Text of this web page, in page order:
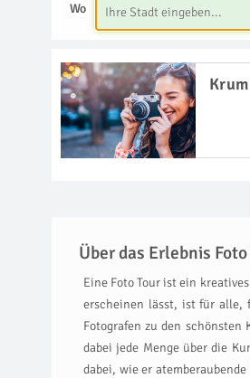
Wo
Über das Erlebnis
Eine Foto Tour ist ein
erscheinen lässt, ist für alle,
Fotografen zu den
dabei jede Menge über die
dabei, wie er